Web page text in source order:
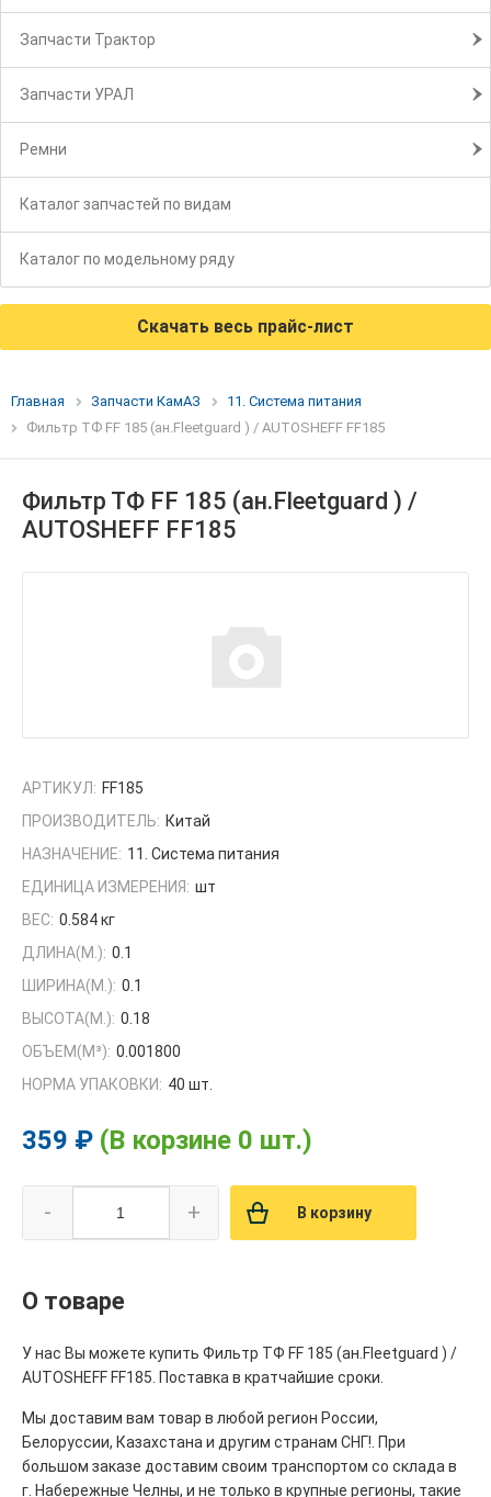
Запчасти Трактор
Запчасти УРАЛ
Ремни
Каталог запчастей по видам
Каталог по модельному ряду
Скачать весь прайс-лист
Главная Запчасти КамАЗ
11. Система питания
Фильтр ТФ FF 185 (ан.Fleetguard ) / AUTOSHEFF FF185
Фильтр ТФ FF 185 (ан.Fleetguard ) /
AUTOSHEFF FF185
АРТИКУЛ: FF185
ПРОИЗВОДИТЕЛЬ: Китай
НАЗНАЧЕНИЕ: 11. Система питания
ЕДИНИЦА ИЗМЕРЕНИЯ: шт
ВЕС: 0.584 кг
ДЛИНА(М.): 0.1
ШИРИНА(М.): 0.1
ВЫСОТА(М.): 0.18
ОБЪЕМ(M³): 0.001800
НОРМА УПАКОВКИ: 40 шт.
359 ₽ (В корзине 0 шт.)
- + В корзину
О товаре
У нас Вы можете купить Фильтр ТФ FF 185 (ан.Fleetguard ) /
AUTOSHEFF FF185. Поставка в кратчайшие сроки.
Мы доставим вам товар в любой регион России,
Белоруссии, Казахстана и другим странам СНГ!. При
большом заказе доставим своим транспортом со склада в
г. Набережные Челны, и не только в крупные регионы, такие